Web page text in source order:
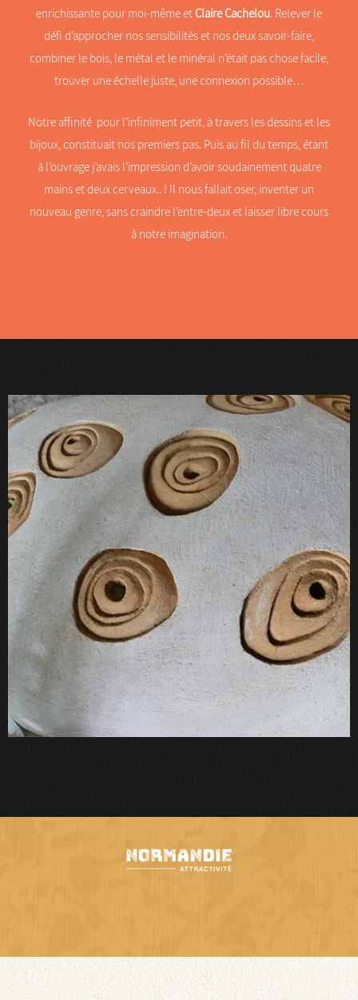
enrichissante pour moi-même etClaire Cachelou. Relever le
défi d’approcher nos sensibilités et nos deux savoir-faire,
combiner le bois, le métal et le minéral n’était pas chose facile,
trouver une échelle juste, une connexion possible…
Notre affinité pour l’infiniment petit, à travers les dessins et les
bijoux, constituait nos premiers pas. Puis au fil du temps, étant
à l’ouvrage j’avais l’impression d’avoir soudainement quatre
mains et deux cerveaux.. ! Il nous fallait oser, inventer un
nouveau genre, sans craindre l’entre-deux et laisser libre cours
à notre imagination.